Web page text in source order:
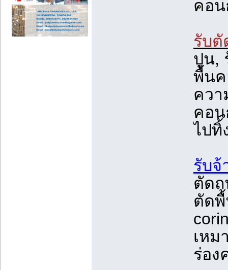
คอ
รับตั
ปูน,
พื้น
ควา
คอน
ไปทิ้
รับจ้
ตัด
ตัด
เหม
ร่อ